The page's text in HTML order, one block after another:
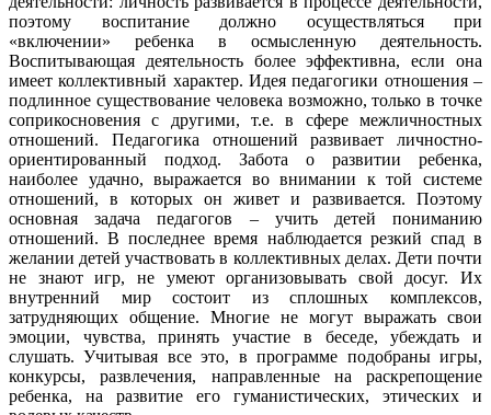
поэтому воспитание должно осуществляться при
«включении» ребенка в осмысленную деятельность.
Воспитывающая деятельность более эффективна, если она
имеет коллективный характер. Идея педагогики отношения –
подлинное существование человека возможно, только в точке
соприкосновения с другими, т.е. в сфере межличностных
отношений. Педагогика отношений развивает личностно-
ориентированный подход. Забота о развитии ребенка,
наиболее удачно, выражается во внимании к той системе
отношений, в которых он живет и развивается. Поэтому
основная задача педагогов – учить детей пониманию
отношений. В последнее время наблюдается резкий спад в
желании детей участвовать в коллективных делах. Дети почти
не знают игр, не умеют организовывать свой досуг. Их
внутренний мир состоит из сплошных комплексов,
затрудняющих общение. Многие не могут выражать свои
эмоции, чувства, принять участие в беседе, убеждать и
слушать. Учитывая все это, в программе подобраны игры,
конкурсы, развлечения, направленные на раскрепощение
ребенка, на развитие его гуманистических, этических и